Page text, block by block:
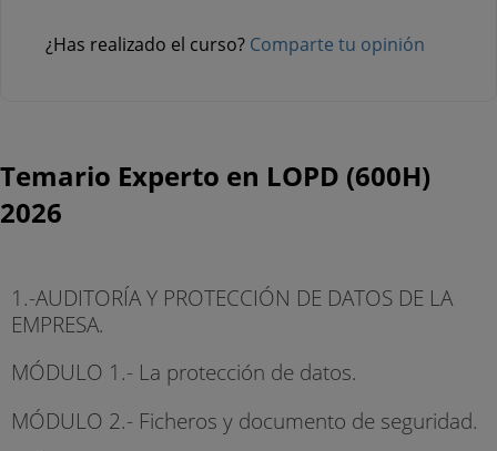
¿Has realizado el curso? Comparte tu opinión
Temario Experto en LOPD (600H)
2026
1.-AUDITORÍA Y PROTECCIÓN DE DATOS DE LA
EMPRESA.
MÓDULO 1.- La protección de datos.
MÓDULO 2.- Ficheros y documento de seguridad.